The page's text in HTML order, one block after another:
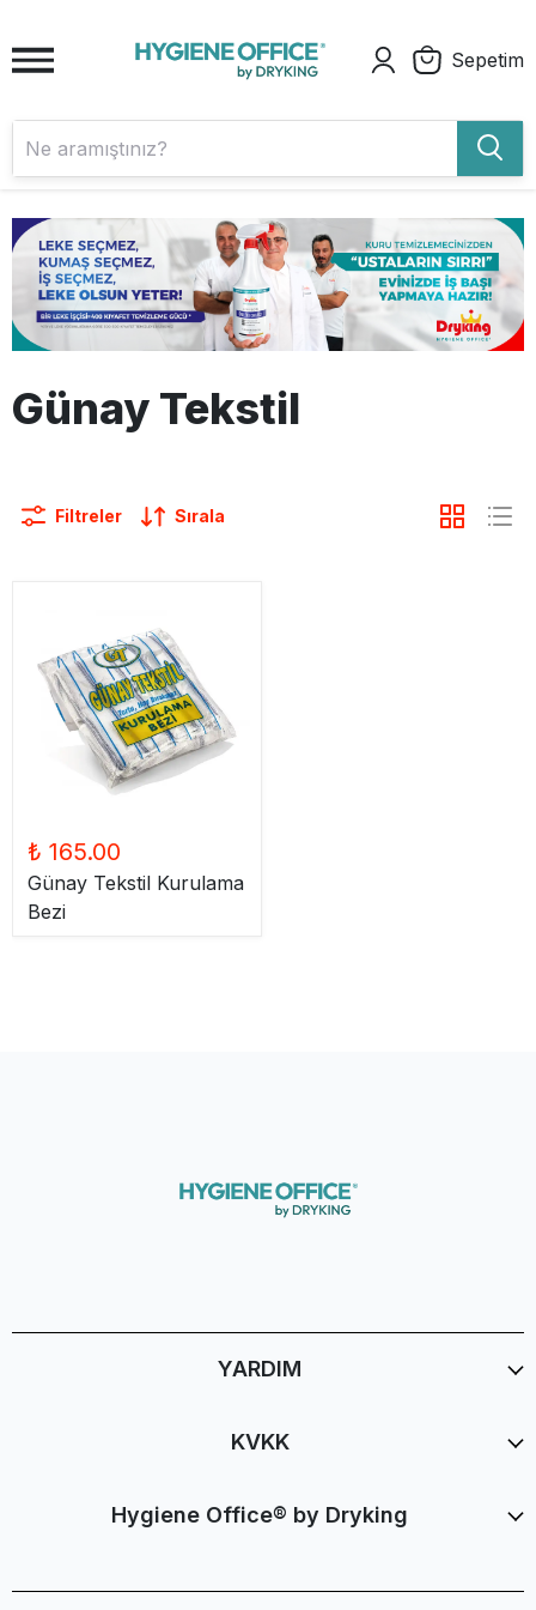
Sepetim
Günay Tekstil
Filtreler Sırala
₺ 165.00
Günay Tekstil Kurulama
Bezi
YARDIM
KVKK
Hygiene Office® by Dryking